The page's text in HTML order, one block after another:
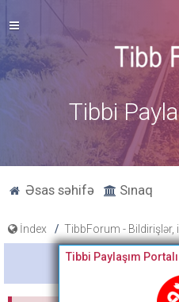
Tibbi
Əsas səhifə Sınaq
İndex TibbForum - Bildirişlər,
Tibbi Paylaşım